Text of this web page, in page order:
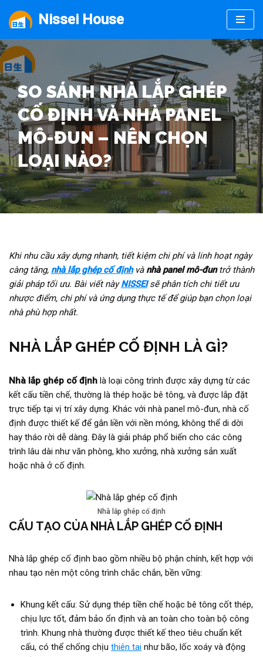
Chuyển
tới
nội
dung
Nissei House
SO SÁNH NHÀ LẮP GHÉP
CỐ ĐỊNH VÀ NHÀ PANEL
MÔ-ĐUN – NÊN CHỌN
LOẠI NÀO?
Khi nhu cầu xây dựng nhanh, tiết kiệm chi phí và linh hoạt ngày
càng tăng, nhà lắp ghép cố địnhvà nhà panel mô-đuntrở thành
giải pháp tối ưu. Bài viết nàyNISSEIsẽ phân tích chi tiết ưu
nhược điểm, chi phí và ứng dụng thực tế để giúp bạn chọn loại
nhà phù hợp nhất.
NHÀ LẮP GHÉP CỐ ĐỊNH LÀ GÌ?
Nhà lắp ghép cố định là loại công trình được xây dựng từ các
kết cấu tiền chế, thường là thép hoặc bê tông, và được lắp đặt
trực tiếp tại vị trí xây dựng. Khác với nhà panel mô-đun, nhà cố
định được thiết kế để gắn liền với nền móng, không thể di dời
hay tháo rời dễ dàng. Đây là giải pháp phổ biến cho các công
trình lâu dài như văn phòng, kho xưởng, nhà xưởng sản xuất
hoặc nhà ở cố định.
Nhà lắp ghép cố định
CẤU TẠO CỦA NHÀ LẮP GHÉP CỐ ĐỊNH
Nhà lắp ghép cố định bao gồm nhiều bộ phận chính, kết hợp với
nhau tạo nên một công trình chắc chắn, bền vững:
Khung kết cấu: Sử dụng thép tiền chế hoặc bê tông cốt thép,
chịu lực tốt, đảm bảo ổn định và an toàn cho toàn bộ công
trình. Khung nhà thường được thiết kế theo tiêu chuẩn kết
cấu, có thể chống chịu thiên tai như bão, lốc xoáy và động